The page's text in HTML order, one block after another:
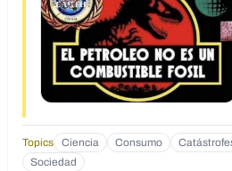
la Tierra regenera
Topics Ciencia Consumo
Sociedad